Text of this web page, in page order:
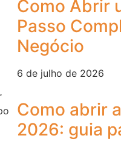
Como Abrir
Passo
Negócio
6 de julho de 2026
Como abrir
2026: guia